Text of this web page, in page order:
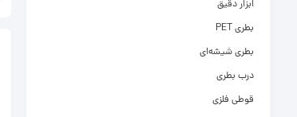
ابزار دقیق
بطری PET
بطری شیشه‌ای
درب بطری
قوطی فلزی